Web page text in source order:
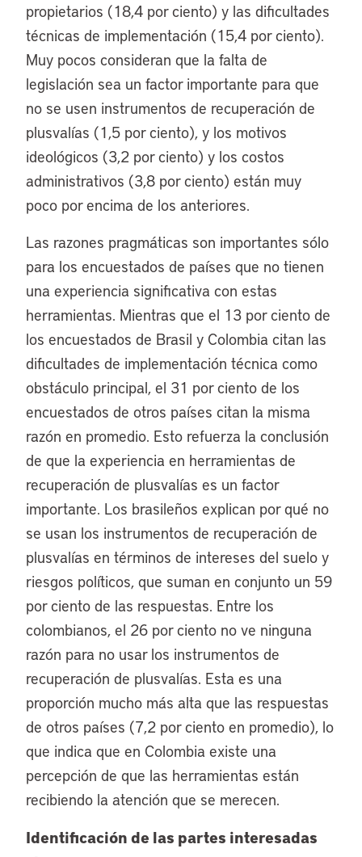
propietarios (18,4 por ciento) y las dificultades
técnicas de implementación (15,4 por ciento).
Muy pocos consideran que la falta de
legislación sea un factor importante para que
no se usen instrumentos de recuperación de
plusvalías (1,5 por ciento), y los motivos
ideológicos (3,2 por ciento) y los costos
administrativos (3,8 por ciento) están muy
poco por encima de los anteriores.
Las razones pragmáticas son importantes sólo
para los encuestados de países que no tienen
una experiencia significativa con estas
herramientas. Mientras que el 13 por ciento de
los encuestados de Brasil y Colombia citan las
dificultades de implementación técnica como
obstáculo principal, el 31 por ciento de los
encuestados de otros países citan la misma
razón en promedio. Esto refuerza la conclusión
de que la experiencia en herramientas de
recuperación de plusvalías es un factor
importante. Los brasileños explican por qué no
se usan los instrumentos de recuperación de
plusvalías en términos de intereses del suelo y
riesgos políticos, que suman en conjunto un 59
por ciento de las respuestas. Entre los
colombianos, el 26 por ciento no ve ninguna
razón para no usar los instrumentos de
recuperación de plusvalías. Esta es una
proporción mucho más alta que las respuestas
de otros países (7,2 por ciento en promedio), lo
que indica que en Colombia existe una
percepción de que las herramientas están
recibiendo la atención que se merecen.
Identificación de las partes interesadas